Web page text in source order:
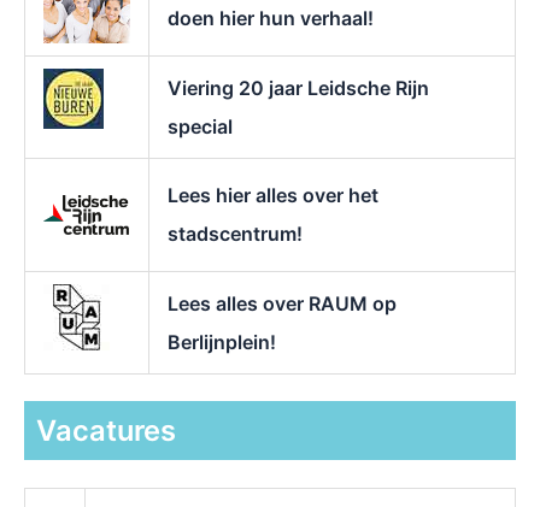
doen hier hun verhaal!
Viering 20 jaar Leidsche Rijn
special
Lees hier alles over het
stadscentrum!
Lees alles over RAUM op
Berlijnplein!
Vacatures